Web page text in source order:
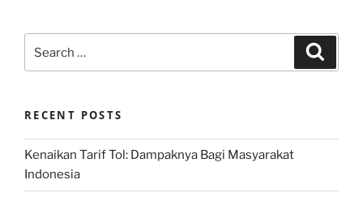
for:
RECENT POSTS
Kenaikan Tarif Tol: Dampaknya Bagi Masyarakat
Indonesia